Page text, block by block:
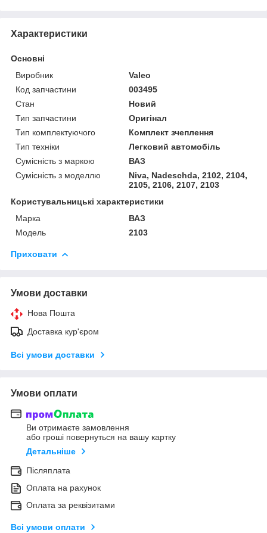
Характеристики
Основні
Виробник
Valeo
Код запчастини
003495
Стан
Новий
Тип запчастини
Оригінал
Тип комплектуючого
Комплект зчеплення
Тип техніки
Легковий автомобіль
Сумісність з маркою
ВАЗ
Сумісність з моделлю
Niva, Nadeschda, 2102, 2104,
2105, 2106, 2107, 2103
Користувальницькі характеристики
Марка
ВАЗ
Модель
2103
Приховати
Умови доставки
Нова Пошта
Доставка кур'єром
Всі умови доставки
Умови оплати
Ви отримаєте замовлення
або гроші повернуться на вашу картку
Детальніше
Післяплата
Оплата на рахунок
Оплата за реквізитами
Всі умови оплати